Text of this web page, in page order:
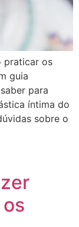
praticar os
guia
para
íntima do
sobre o